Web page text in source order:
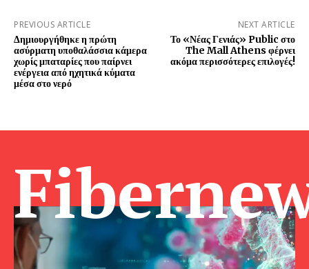
PREVIOUS ARTICLE
Δημιουργήθηκε η πρώτη
ασύρματη υποθαλάσσια κάμερα
χωρίς μπαταρίες που παίρνει
ενέργεια από ηχητικά κύματα
μέσα στο νερό
NEXT ARTICLE
Το «Νέας Γενιάς» Public στο
The Mall Athens φέρνει
ακόμα περισσότερες επιλογές!